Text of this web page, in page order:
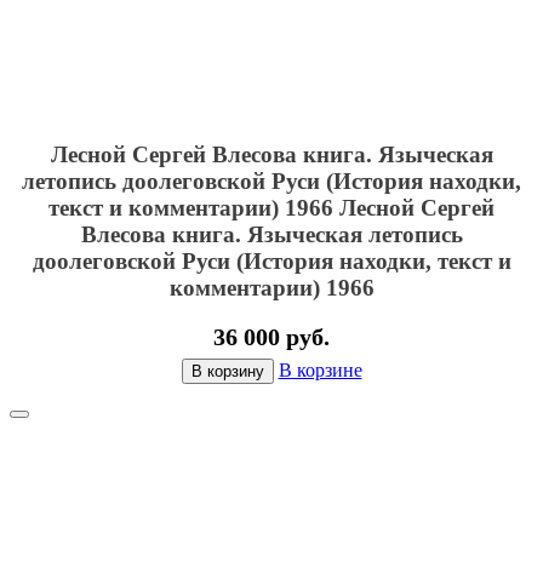
Лесной Сергей Влесова книга. Языческая
летопись доолеговской Руси (История находки,
текст и комментарии) 1966 Лесной Сергей
Влесова книга. Языческая летопись
доолеговской Руси (История находки, текст и
комментарии) 1966
36 000 руб.
В корзину В корзине